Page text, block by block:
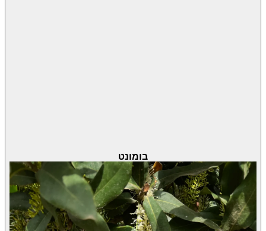
בומונט
Macadamia integrifolia
· אגוז מקדמיה
מחיר 7 ליטר
130.00 ₪
עונת פרי
ינואר-מרץ